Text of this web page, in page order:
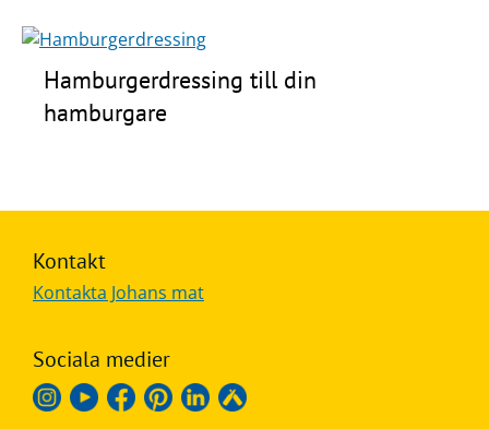
Hamburgerdressing till din
hamburgare
Kontakt
Kontakta Johans mat
Sociala medier